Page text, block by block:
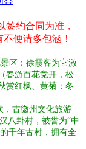
约合同为准，
便请多包涵！
区：徐霞客为它激
春游百花竞开，松
赏红枫、黄菊；冬
，古徽州文化旅游
八卦村，被誉为“中
千年古村，拥有全